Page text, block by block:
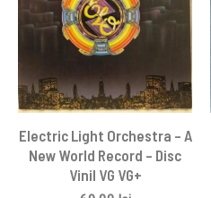
Electric Light Orchestra – A
New World Record – Disc
Vinil VG VG+